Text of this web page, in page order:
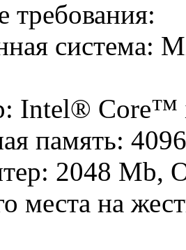
требования:
система:
Intel®
память:
2048 Mb,
места на